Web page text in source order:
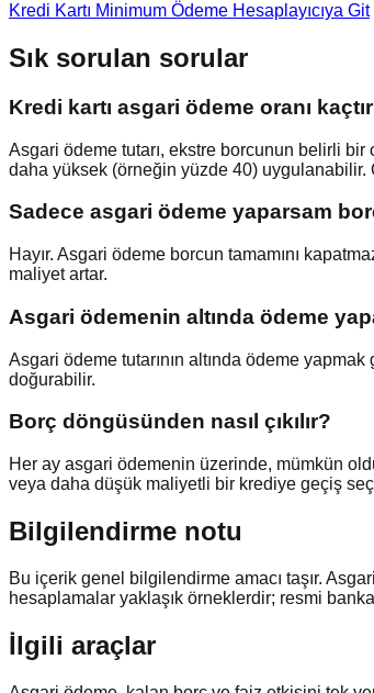
Kredi Kartı Minimum Ödeme Hesaplayıcıya Git
Sık sorulan sorular
Kredi kartı asgari ödeme oranı
Asgari ödeme tutarı, ekstre borcunun belirli
daha yüksek (örneğin yüzde 40) uygulanabilir.
Sadece asgari ödeme yaparsam
Hayır. Asgari ödeme borcun tamamını
maliyet artar.
Asgari ödemenin altında ödeme
Asgari ödeme tutarının altında ödeme
doğurabilir.
Borç döngüsünden nasıl çıkılır?
Her ay asgari ödemenin üzerinde, mümkün
veya daha düşük maliyetli bir krediye geçiş
Bilgilendirme notu
Bu içerik genel bilgilendirme amacı taşır.
hesaplamalar yaklaşık örneklerdir; resmi
İlgili araçlar